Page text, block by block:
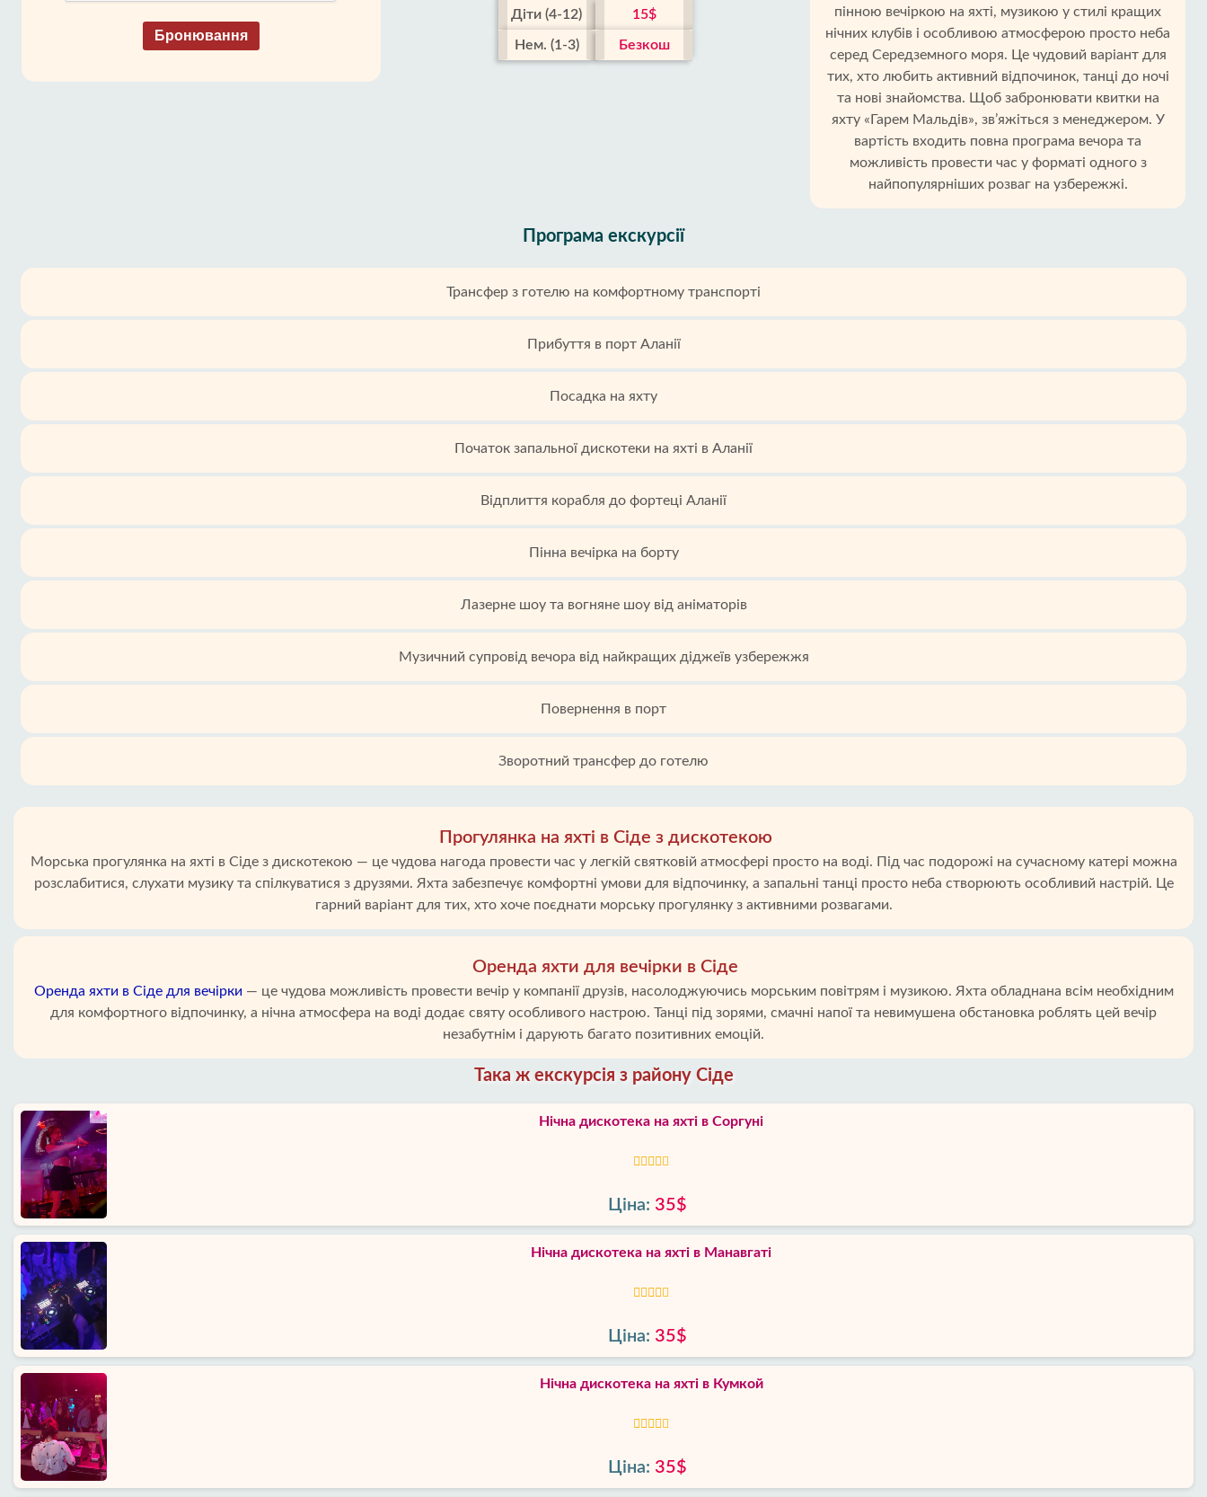
пінною вечіркою на яхті, музикою у стилі кращих
нічних клубів і особливою атмосферою просто неба
серед Середземного моря. Це чудовий варіант для
тих, хто любить активний відпочинок, танці до ночі
та нові знайомства. Щоб забронювати квитки на
яхту «Гарем Мальдів», зв’яжіться з менеджером. У
вартість входить повна програма вечора та
можливість провести час у форматі одного з
найпопулярніших розваг на узбережжі.
Діти (4-12) 15$
Нем. (1-3) Безкош
Бронювання
Програма екскурсії
Трансфер з готелю на комфортному транспорті
Прибуття в порт Аланії
Посадка на яхту
Початок запальної дискотеки на яхті в Аланії
Відплиття корабля до фортеці Аланії
Пінна вечірка на борту
Лазерне шоу та вогняне шоу від аніматорів
Музичний супровід вечора від найкращих діджеїв узбережжя
Повернення в порт
Зворотний трансфер до готелю
Прогулянка на яхті в Сіде з дискотекою
Морська прогулянка на яхті в Сіде з дискотекою — це чудова нагода провести час у легкій святковій атмосфері просто на воді. Під час подорожі на сучасному катері можна
розслабитися, слухати музику та спілкуватися з друзями. Яхта забезпечує комфортні умови для відпочинку, а запальні танці просто неба створюють особливий настрій. Це
гарний варіант для тих, хто хоче поєднати морську прогулянку з активними розвагами.
Оренда яхти для вечірки в Сіде
Оренда яхти в Сіде для вечірки — це чудова можливість провести вечір у компанії друзів, насолоджуючись морським повітрям і музикою. Яхта обладнана всім необхідним
для комфортного відпочинку, а нічна атмосфера на воді додає святу особливого настрою. Танці під зорями, смачні напої та невимушена обстановка роблять цей вечір
незабутнім і дарують багато позитивних емоцій.
Така ж екскурсія з району Сіде
Нічна дискотека на яхті в Соргуні
Ціна: 35$
Нічна дискотека на яхті в Манавгаті
Ціна: 35$
Нічна дискотека на яхті в Кумкой
Ціна: 35$